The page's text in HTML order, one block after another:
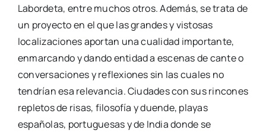
Labordeta, entre muchos otros. Además, se trata de
un proyecto en el que las grandes y vistosas
localizaciones aportan una cualidad importante,
enmarcando y dando entidad a escenas de cante o
conversaciones y reflexiones sin las cuales no
tendrían esa relevancia. Ciudades con sus rincones
repletos de risas, filosofía y duende, playas
españolas, portuguesas y de India donde se